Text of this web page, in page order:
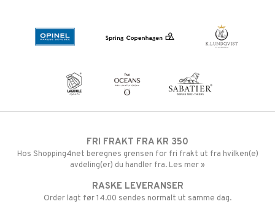
FRI FRAKT FRA KR 350
Hos Shopping4net beregnes grensen for fri frakt ut fra hvilken(e)
avdeling(er) du handler fra. Les mer »
RASKE LEVERANSER
Order lagt før 14.00 sendes normalt ut samme dag.